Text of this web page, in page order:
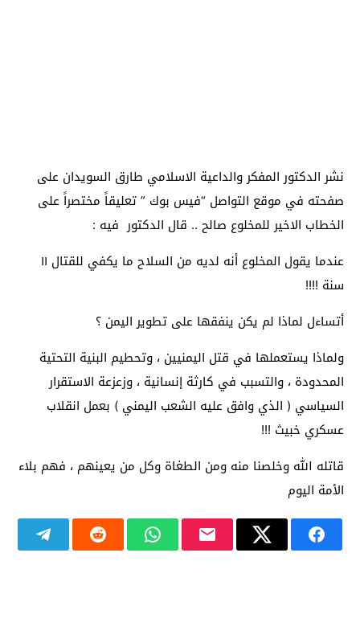
نشر الدكتور المفكر والداعية الاسلامي طارق السويدان على
صفحته في موقع التواصل “فيس بوك ” تعليقاً مختصراً على
الخطاب الاخير للمخلوع صالح .. قال الدكتور فيه :
عندما يقول المخلوع أنه لديه من السلاح ما يكفي للقتال ١١
سنة !!!!
أتساءل لماذا لم يكن ينفقها على تطوير اليمن ؟
ولماذا يستعملها في قتل اليمنيين ، وتحطيم البنية التحتية
المحدودة ، والتسبب في كارثة إنسانية ، وزعزعة الاستقرار
السياسي ( الذي وافق عليه الشعب اليمني ) بعمل انقلاب
عسكري خبيث !!!
قاتله الله وخلصنا منه ومن الطغاة وكل من يعينهم ، فهم بلاء
الأمة اليوم